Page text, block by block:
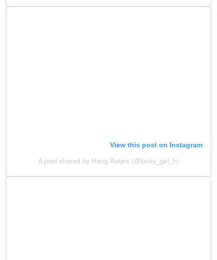
View this post on Instagram
A post shared by Hang Rutjes (@lucky_girl_h)